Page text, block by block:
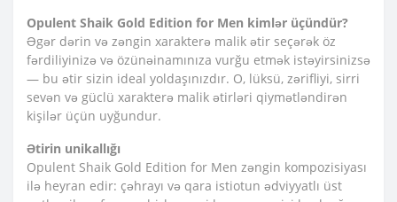
Opulent Shaik Gold Edition for Men kimlər üçündür?
Əgər dərin və zəngin xarakterə malik ətir seçərək öz
fərdiliyinizə və özünəinamınıza vurğu etmək istəyirsinizsə
— bu ətir sizin ideal yoldaşınızdır. O, lüksü, zərifliyi, sirri
sevən və güclü xarakterə malik ətirləri qiymətləndirən
kişilər üçün uyğundur.
Ətirin unikallığı
Opulent Shaik Gold Edition for Men zəngin kompozisiyası
ilə heyran edir: çəhrayı və qara istiotun ədviyyatlı üst